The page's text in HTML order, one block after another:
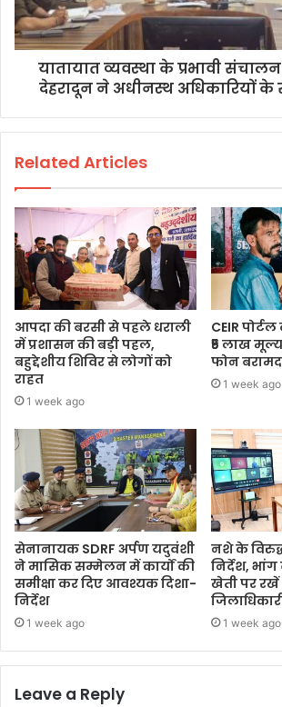
यातायात व्यवस्था के प्रभावी
देहरादून ने अधीनस्थ अधिकारियों
Related Articles
आपदा की बरसी से पहले धराली
में प्रशासन की बड़ी पहल,
बहुद्देशीय शिविर से लोगों को
राहत
1 week ago
CEIR
₹5 लाख
फोन बरामद
1 week ago
सेनानायक SDRF अर्पण यदुवंशी
ने मासिक सम्मेलन में कार्यों की
समीक्षा कर दिए आवश्यक दिशा-
निर्देश
1 week ago
नशे के
निर्देश,
खेती पर रखें
1 week ago
Leave a Reply